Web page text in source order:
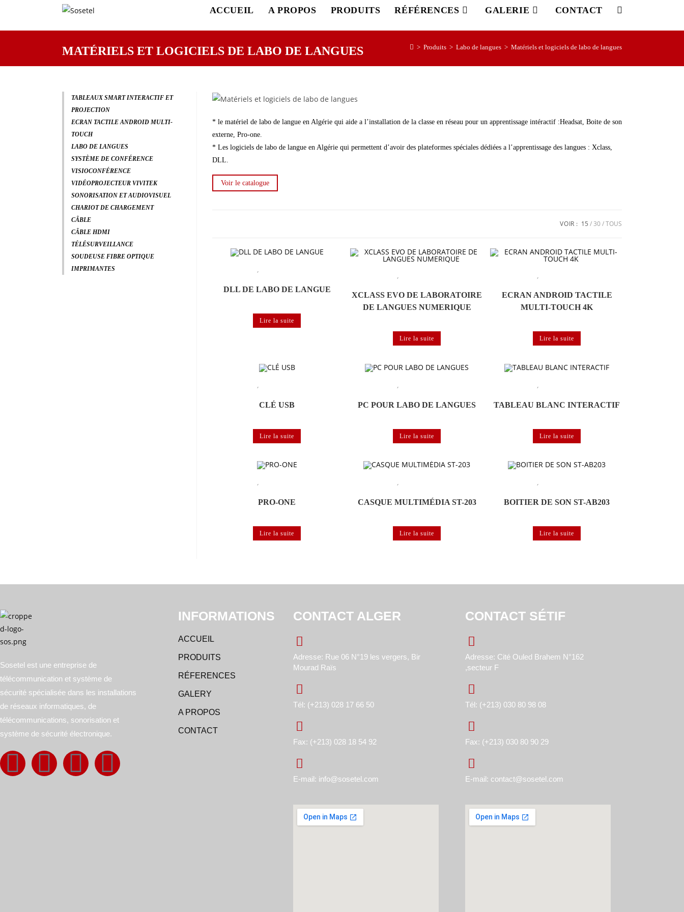
ACCUEIL A PROPOS PRODUITS RÉFÉRENCES GALERIE CONTACT
MATÉRIELS ET LOGICIELS DE LABO DE LANGUES > Produits > Labo de langues > Matériels et logiciels de labo de langues
TABLEAUX SMART INTERACTIF ET
PROJECTION
ECRAN TACTILE ANDROID MULTI-
TOUCH
LABO DE LANGUES
SYSTÈME DE CONFÉRENCE
VISIOCONFÉRENCE
VIDÉOPROJECTEUR VIVITEK
SONORISATION ET AUDIOVISUEL
CHARIOT DE CHARGEMENT
CÂBLE
CÂBLE HDMI
TÉLÉSURVEILLANCE
SOUDEUSE FIBRE OPTIQUE
IMPRIMANTES
* le matériel de labo de langue en Algérie qui aide a l’installation de la classe en réseau pour un apprentissage intéractif :Headsat, Boite de son
externe, Pro-one.
* Les logiciels de labo de langue en Algérie qui permettent d’avoir des plateformes spéciales dédiées a l’apprentissage des langues : Xclass,
DLL.
Voir le catalogue
VOIR : 15 30 TOUS
Labo de langues,
DLL DE LABO DE LANGUE
Lire la suite
,
XCLASS EVO DE LABORATOIRE
DE LANGUES NUMERIQUE
Lire la suite
,
ECRAN ANDROID TACTILE
MULTI-TOUCH 4K
Lire la suite
,
CLÉ USB
Lire la suite
,
PC POUR LABO DE LANGUES
Lire la suite
,
TABLEAU BLANC INTERACTIF
Lire la suite
Labo de langues,
PRO-ONE
Lire la suite
Labo de langues,
CASQUE MULTIMÉDIA ST-203
Lire la suite
Labo de langues,
BOITIER DE SON ST-AB203
Lire la suite
Sosetel est une entreprise de
télécommunication et système de
sécurité spécialisée dans les installations
de réseaux informatiques, de
télécommunications, sonorisation et
système de sécurité électronique.
INFORMATIONS
ACCUEIL
PRODUITS
RÉFERENCES
GALERY
A PROPOS
CONTACT
CONTACT ALGER
Adresse: Rue 06 N°19 les vergers, Bir
Mourad Raïs
Tél: (+213) 028 17 66 50
Fax: (+213) 028 18 54 92
E-mail: info@sosetel.com
CONTACT SÉTIF
Adresse: Cité Ouled Brahem N°162
,secteur F
Tél: (+213) 030 80 98 08
Fax: (+213) 030 80 90 29
E-mail: contact@sosetel.com